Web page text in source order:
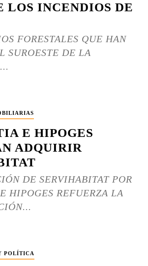
LOS INCENDIOS DE
FORESTALES QUE HAN
SUROESTE DE LA
E HIPOGES
ADQUIRIR
DE SERVIHABITAT POR
HIPOGES REFUERZA LA
POLÍTICA